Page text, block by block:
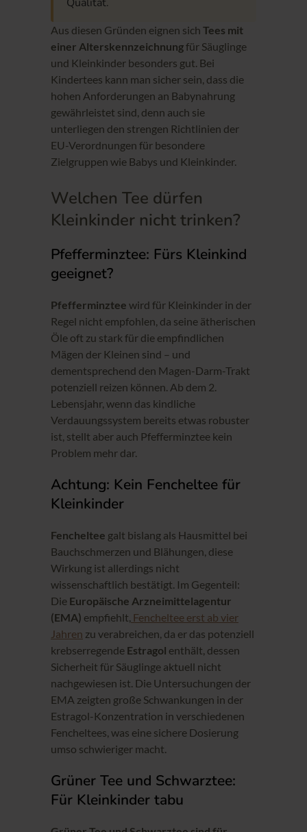
Aus diesen Gründen eignen sich Tees mit
einer Alterskennzeichnungfür Säuglinge
und Kleinkinder besonders gut. Bei
Kindertees kann man sicher sein, dass die
hohen Anforderungen an Babynahrung
gewährleistet sind, denn auch sie
unterliegen den strengen Richtlinien der
EU-Verordnungen für besondere
Zielgruppen wie Babys und Kleinkinder.
Welchen Tee dürfen
Kleinkinder nicht trinken?
Pfefferminztee: Fürs Kleinkind
geeignet?
Pfefferminztee wird für Kleinkinder in der
Regel nicht empfohlen, da seine ätherischen
Öle oft zu stark für die empfindlichen
Mägen der Kleinen sind – und
dementsprechend den Magen-Darm-Trakt
potenziell reizen können. Ab dem 2.
Lebensjahr, wenn das kindliche
Verdauungssystem bereits etwas robuster
ist, stellt aber auch Pfefferminztee kein
Problem mehr dar.
Achtung: Kein Fencheltee für
Kleinkinder
Fencheltee galt bislang als Hausmittel bei
Bauchschmerzen und Blähungen, diese
Wirkung ist allerdings nicht
wissenschaftlich bestätigt. Im Gegenteil:
Die Europäische Arzneimittelagentur
(EMA) empfiehlt, Fencheltee erst ab vier
Jahren zu verabreichen, da er das potenziell
krebserregende Estragol enthält, dessen
Sicherheit für Säuglinge aktuell nicht
nachgewiesen ist. Die Untersuchungen der
EMA zeigten große Schwankungen in der
Estragol-Konzentration in verschiedenen
Fencheltees, was eine sichere Dosierung
umso schwieriger macht.
Grüner Tee und Schwarztee:
Für Kleinkinder tabu